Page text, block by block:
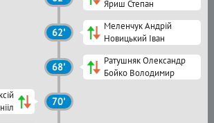
Яриш Степан
62'
Меленчук Андрій
Новицький Іван
68'
Ратушняк Олександр
Бойко Володимир
70'